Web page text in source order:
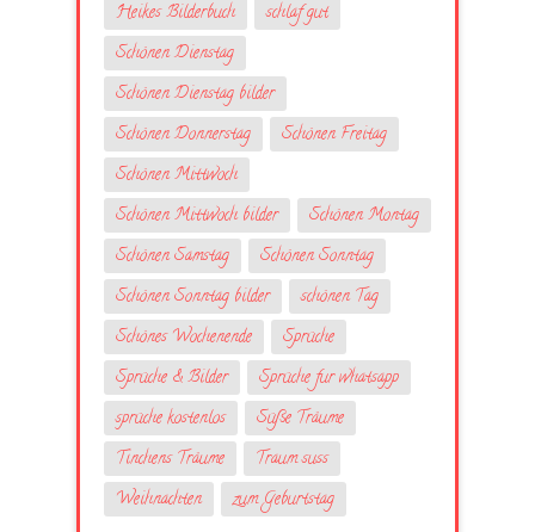
Heikes Bilderbuch
schlaf gut
Schönen Dienstag
Schönen Dienstag bilder
Schönen Donnerstag
Schönen Freitag
Schönen Mittwoch
Schönen Mittwoch bilder
Schönen Montag
Schönen Samstag
Schönen Sonntag
Schönen Sonntag bilder
schönen Tag
Schönes Wochenende
Sprüche
Sprüche & Bilder
Sprüche fur whatsapp
sprüche kostenlos
Süße Träume
Tinchens Träume
Traum suss
Weihnachten
zum Geburtstag